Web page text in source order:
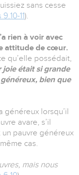
sans cesse
11).
rien à voir avec
attitude de cœur.
qu’elle possédait,
joie était si grande
bien que
lorsqu’il
avare, s’il
un pauvre généreux
cas.
mais nous